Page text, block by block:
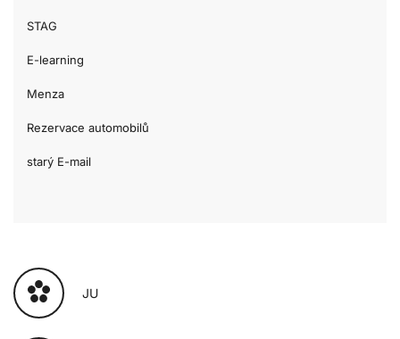
STAG
E-learning
Menza
Rezervace automobilů
starý E-mail
JU